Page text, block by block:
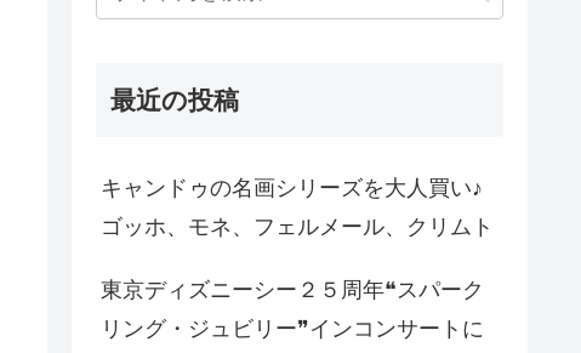
最近の投稿
キャンドゥの名画シリーズを大人買い♪
ゴッホ、モネ、フェルメール、クリムト
東京ディズニーシー２５周年❝スパーク
リング・ジュビリー❞インコンサートに